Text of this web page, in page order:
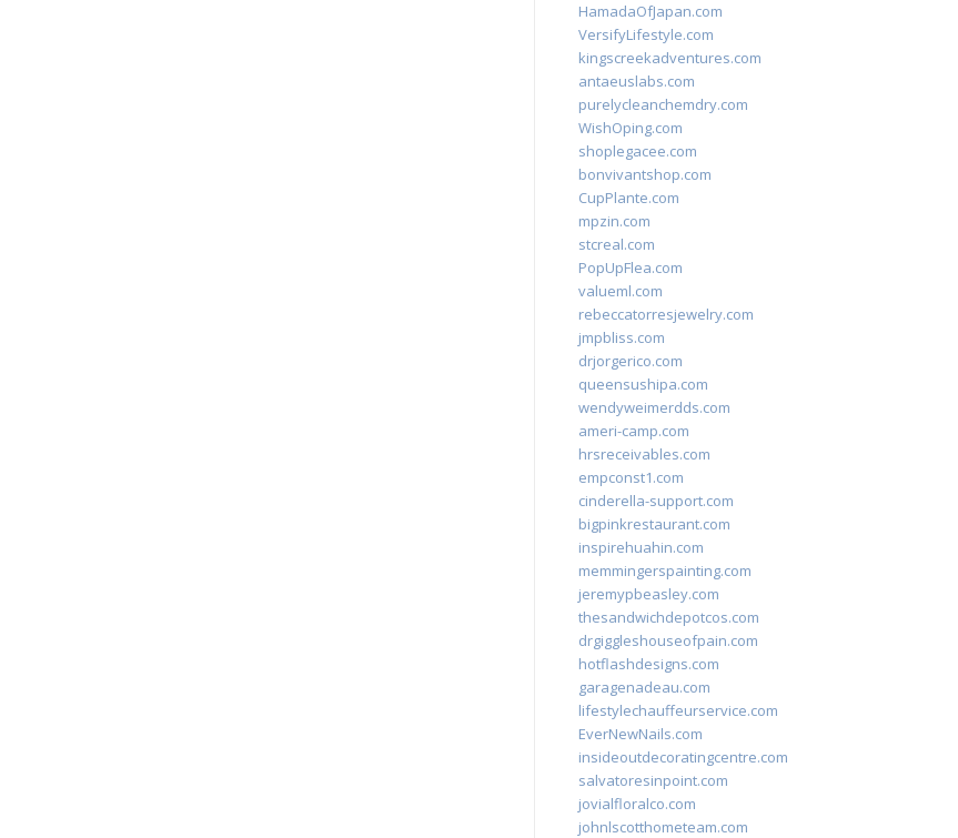
HamadaOfJapan.com
VersifyLifestyle.com
kingscreekadventures.com
antaeuslabs.com
purelycleanchemdry.com
WishOping.com
shoplegacee.com
bonvivantshop.com
CupPlante.com
mpzin.com
stcreal.com
PopUpFlea.com
valueml.com
rebeccatorresjewelry.com
jmpbliss.com
drjorgerico.com
queensushipa.com
wendyweimerdds.com
ameri-camp.com
hrsreceivables.com
empconst1.com
cinderella-support.com
bigpinkrestaurant.com
inspirehuahin.com
memmingerspainting.com
jeremypbeasley.com
thesandwichdepotcos.com
drgiggleshouseofpain.com
hotflashdesigns.com
garagenadeau.com
lifestylechauffeurservice.com
EverNewNails.com
insideoutdecoratingcentre.com
salvatoresinpoint.com
jovialfloralco.com
johnlscotthometeam.com